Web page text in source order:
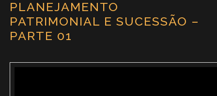
PLANEJAMENTO
PATRIMONIAL E SUCESSÃO –
PARTE 01